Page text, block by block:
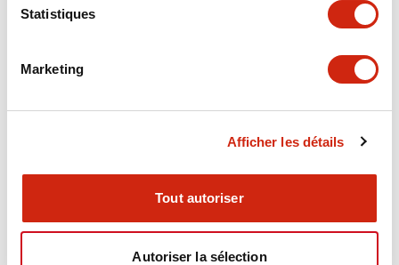
Statistiques
Marketing
Afficher les détails
Tout autoriser
Autoriser la sélection
Performance Specifications
EB3L Relay Barriers / EB3P Pilot Lights\, Illuminat